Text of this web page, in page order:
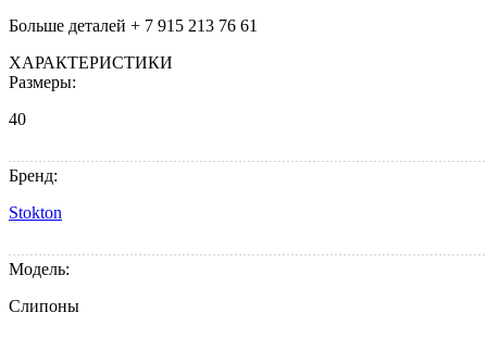
Больше деталей + 7 915 213 76 61
ХАРАКТЕРИСТИКИ
Размеры:
40
Бренд:
Stokton
Модель:
Слипоны